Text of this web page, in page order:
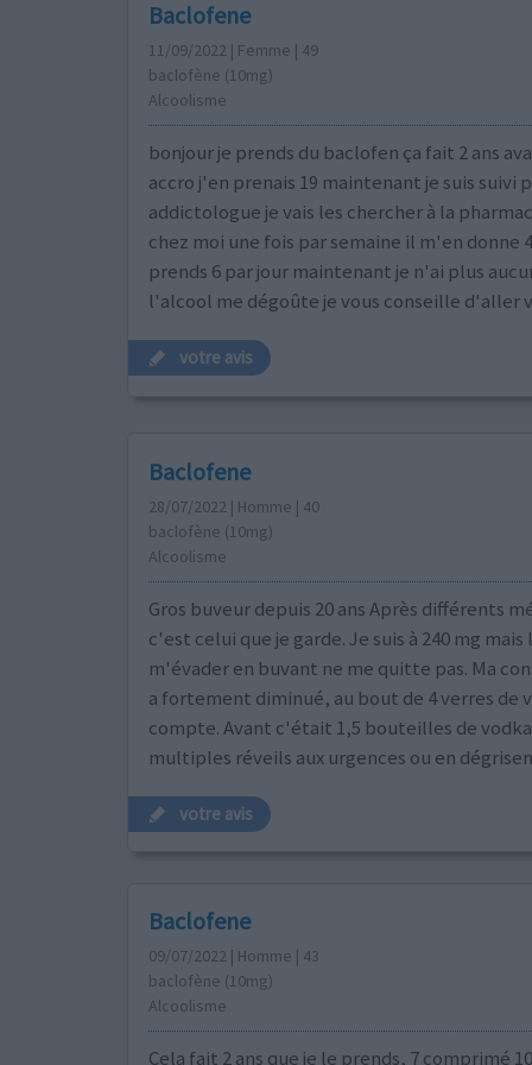
Baclofene
11/09/2022 | Femme | 49
baclofène (10mg)
Alcoolisme
bonjour je prends du baclofen ça fait 2 ans
accro j'en prenais 19 maintenant je suis suivi
addictologue je vais les chercher à la
chez moi une fois par semaine il m'en donne
prends 6 par jour maintenant je n'ai plus
l'alcool me dégoûte je vous conseille d'aller
votre avis
Baclofene
28/07/2022 | Homme | 40
baclofène (10mg)
Alcoolisme
Gros buveur depuis 20 ans Après différents
c'est celui que je garde. Je suis à 240 mg
m'évader en buvant ne me quitte pas. Ma
a fortement diminué, au bout de 4 verres de
compte. Avant c'était 1,5 bouteilles de
multiples réveils aux urgences ou en
votre avis
Baclofene
09/07/2022 | Homme | 43
baclofène (10mg)
Alcoolisme
Cela fait 2 ans que je le prends, 7 comprimé